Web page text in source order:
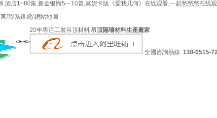
店1~80集,新金银悔5一10普,莫妮卡版《爱我几何》在线观看,一起愁愁愁在线
/聯系銀虎/網站地圖
20年專注工裝吊頂材料 吊頂隔墻材料生產廠家
全國咨詢熱線: 138-0515-